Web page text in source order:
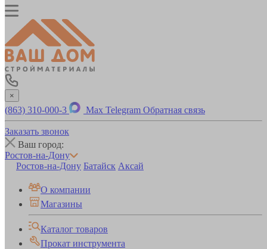
×
(863) 310-000-3 Max Telegram Обратная связь
Заказать звонок
Ваш город:
Ростов-на-Дону
Ростов-на-Дону Батайск Аксай
О компании
Магазины
Каталог товаров
Прокат инструмента